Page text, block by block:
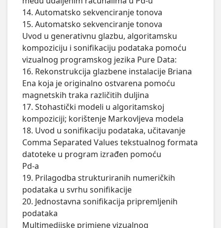
14. Automatsko sekvenciranje tonova
15. Automatsko sekvenciranje tonova
Uvod u generativnu glazbu, algoritamsku
kompoziciju i sonifikaciju podataka pomoću
vizualnog programskog jezika Pure Data:
16. Rekonstrukcija glazbene instalacije Briana
Ena koja je originalno ostvarena pomoću
magnetskih traka različitih duljina
17. Stohastički modeli u algoritamskoj
kompoziciji; korištenje Markovljeva modela
18. Uvod u sonifikaciju podataka, učitavanje
Comma Separated Values tekstualnog formata
datoteke u program izrađen pomoću
Pd-a
19. Prilagodba strukturiranih numeričkih
podataka u svrhu sonifikacije
20. Jednostavna sonifikacija pripremljenih
podataka
Multimedijske primjene vizualnog